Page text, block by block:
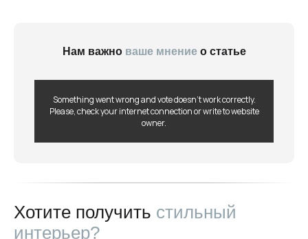
Нам важноваше мнениео статье
Something went wrong and vote doesn't work correctly.
Please, check your internet connection or write to website
owner.
Хотите получить стильный
интерьер?